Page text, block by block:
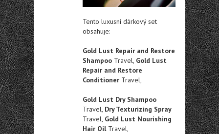
Tento luxusní dárkový set
obsahuje:
Gold Lust Repair and Restore
Shampoo Travel, Gold Lust
Repair and Restore
Conditioner Travel,
Gold Lust Dry Shampoo
Travel, Dry Texturizing Spray
Travel, Gold Lust Nourishing
Hair OilTravel,